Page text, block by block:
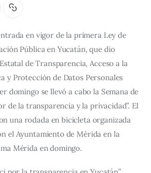
en vigor de la primera Ley de
Pública en Yucatán, que dio
de Transparencia, Acceso a la
y Protección de Datos Personales
domingo se llevó a cabo la Semana de
de la transparencia y la privacidad”. El
una rodada en bicicleta organizada
el Ayuntamiento de Mérida en la
Mérida en domingo.